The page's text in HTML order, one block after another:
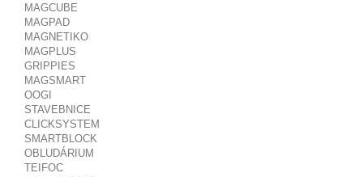
MAGCUBE
MAGPAD
MAGNETIKO
MAGPLUS
GRIPPIES
MAGSMART
OOGI
STAVEBNICE
CLICKSYSTEM
SMARTBLOCK
OBLUDÁRIUM
TEIFOC